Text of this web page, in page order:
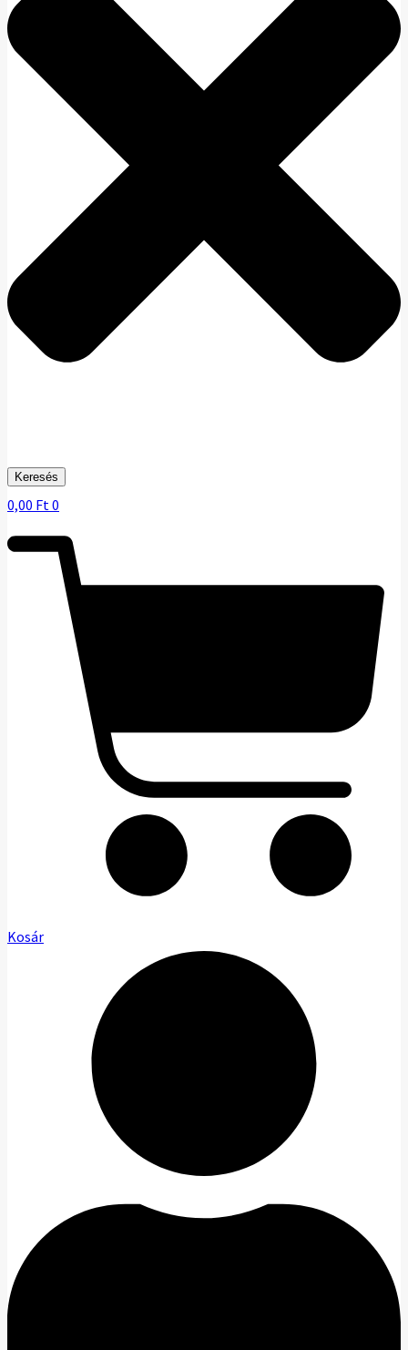
Keresés
0,00 Ft 0
Kosár